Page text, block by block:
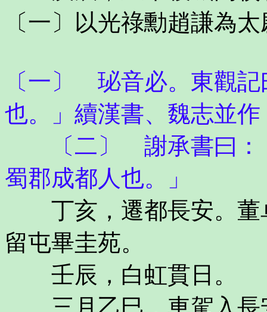
〔一〕以光祿勳趙謙為
〔一〕 珌音必。東觀
也。」續漢書、魏志並
〔二〕 謝承書曰：「
蜀郡成都人也。」
丁亥，遷都長安。董
留屯畢圭苑。
壬辰，白虹貫日。
三月乙巳，車駕入長